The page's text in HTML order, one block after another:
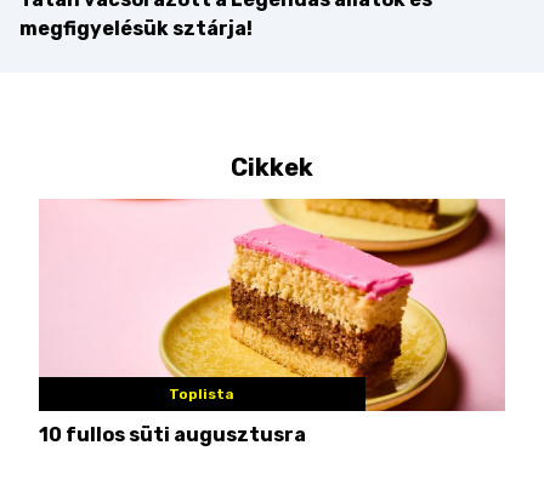
megfigyelésük sztárja!
Cikkek
Toplista
10 fullos süti augusztusra